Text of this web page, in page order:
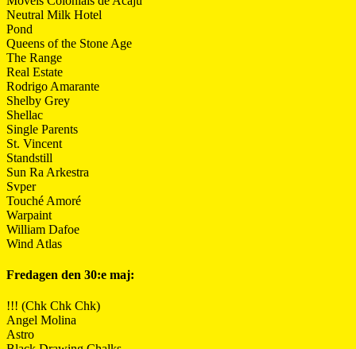
Neutral Milk Hotel
Pond
Queens of the Stone Age
The Range
Real Estate
Rodrigo Amarante
Shelby Grey
Shellac
Single Parents
St. Vincent
Standstill
Sun Ra Arkestra
Svper
Touché Amoré
Warpaint
William Dafoe
Wind Atlas
Fredagen den 30:e maj:
!!! (Chk Chk Chk)
Angel Molina
Astro